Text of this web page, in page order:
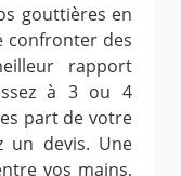
gouttières en
confronter des
rapport
à 3 ou 4
part de votre
un devis. Une
vos mains,